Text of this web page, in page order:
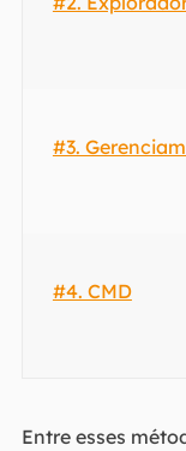
#3.
#4. CMD
Entre esses